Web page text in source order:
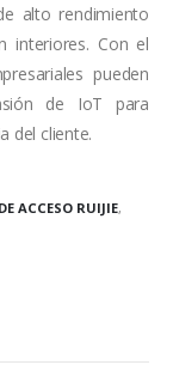
alto rendimiento
interiores. Con el
pueden
de IoT para
del cliente.
ACCESO RUIJIE,